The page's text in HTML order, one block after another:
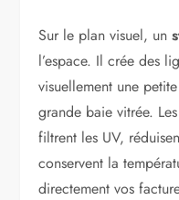
Sur le plan visuel, un
l’espace. Il crée des
visuellement une
grande baie vitrée.
filtrent les UV,
conservent la
directement vos